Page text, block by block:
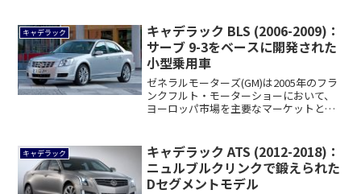
キャデラック
キャデラック BLS (2006-2009)：
サーブ 9-3をベースに開発された
小型乗用車
ゼネラルモーターズ(GM)は2005年のフラ
ンクフルト・モーターショーにおいて、
ヨーロッパ市場を主要なマーケットとし
キャデラック
キャデラック ATS (2012-2018)：
ニュルブルクリンクで鍛えられた
Dセグメントモデル